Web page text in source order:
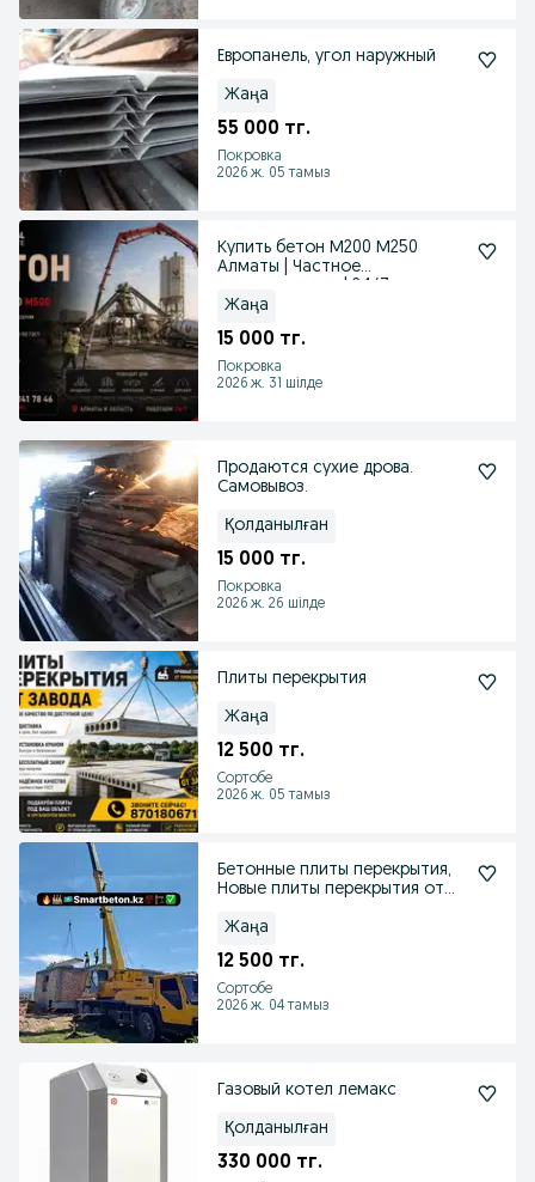
Европанель, угол наружный
Жаңа
55 000 тг.
Покровка
2026 ж. 05 тамыз
Купить бетон М200 М250
Алматы | Частное
Жаңа
15 000 тг.
Покровка
2026 ж. 31 шілде
Продаются сухие дрова.
Самовывоз.
Қолданылған
15 000 тг.
Покровка
2026 ж. 26 шілде
Плиты перекрытия
Жаңа
12 500 тг.
Сортобе
2026 ж. 05 тамыз
Бетонные плиты перекрытия,
Новые плиты перекрытия от
Жаңа
12 500 тг.
Сортобе
2026 ж. 04 тамыз
Газовый котел лемакс
Қолданылған
330 000 тг.